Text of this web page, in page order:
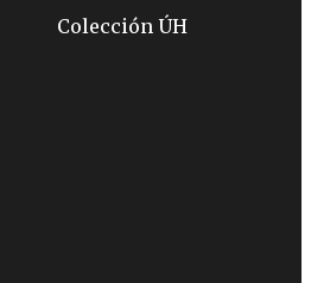
Colección ÚH